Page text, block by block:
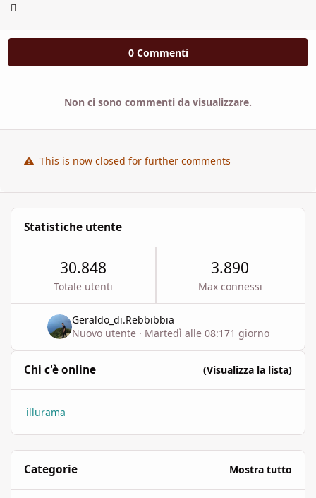
0 Commenti
Non ci sono commenti da visualizzare.
This is now closed for further comments
Statistiche utente
30.848
Totale utenti
3.890
Max connessi
Geraldo_di.Rebbibbia
Nuovo utente · Martedì alle 08:171 giorno
Chi c'è online (Visualizza la lista)
illurama
Categorie Mostra tutto